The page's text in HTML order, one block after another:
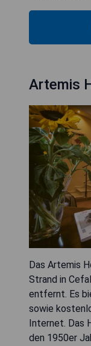
Artemis
Das Artemis
Strand in
entfernt. Es
sowie
Internet. Das
den 1950er